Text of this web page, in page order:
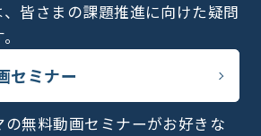
皆さまの課題推進に向けた疑問
セミナー
の無料動画セミナーがお好きな